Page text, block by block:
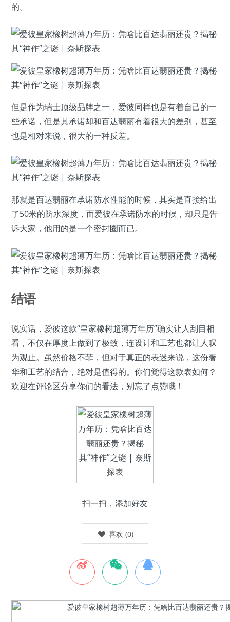
的。
但是作为瑞士顶级品牌之一，爱彼同样也是有着自己的一
些承诺，但是其承诺却和百达翡丽有着很大的差别，甚至
也是相对来说，很大的一种反差。
那就是百达翡丽在承诺防水性能的时候，其实是直接给出
了50米的防水深度，而爱彼在承诺防水的时候，却只是告
诉大家，他用的是一个密封圈而已。
结语
说实话，爱彼这款“皇家橡树超薄万年历”确实让人刮目相
看，不仅在厚度上做到了极致，连设计和工艺也都让人叹
为观止。虽然价格不菲，但对于真正的表迷来说，这份奢
华和工艺的结合，绝对是值得的。你们觉得这款表如何？
欢迎在评论区分享你们的看法，别忘了点赞哦！
扫一扫，添加好友
喜欢 (0)